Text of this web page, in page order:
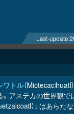
Last-update:
ワトル（Mictecacihuatl
アステカの世界観
）」はあら